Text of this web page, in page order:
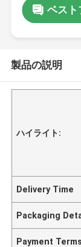
ベスト
製品の説明
ハイライト:
Delivery Time
Packaging
Payment Terms